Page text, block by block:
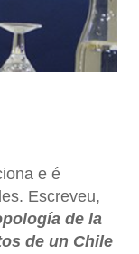
e é
Escreveu,
de la
de un Chile